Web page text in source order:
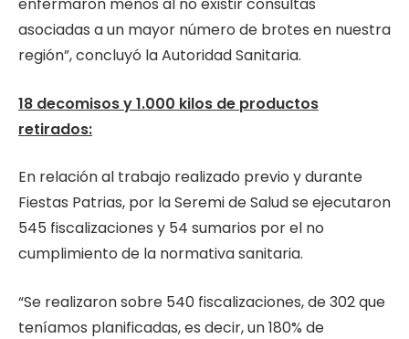
asociadas a un mayor número de brotes en nuestra
región”, concluyó la Autoridad Sanitaria.
18 decomisos y 1.000 kilos de productos
retirados:
En relación al trabajo realizado previo y durante
Fiestas Patrias, por la Seremi de Salud se ejecutaron
545 fiscalizaciones y 54 sumarios por el no
cumplimiento de la normativa sanitaria.
“Se realizaron sobre 540 fiscalizaciones, de 302 que
teníamos planificadas, es decir, un 180% de